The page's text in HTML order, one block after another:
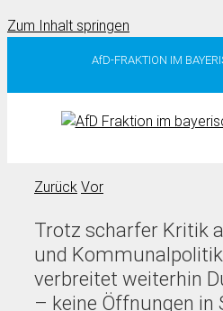
Zum Inhalt springen
AfD-FRAKTION IM
Zurück Vor
Trotz scharfer Kritik
und
verbreitet weiterhin
– keine Öffnungen in